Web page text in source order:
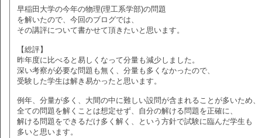
早稲田大学の今年の物理(理工系学部)の問題
を解いたので、今回のブログでは、
その講評について書かせて頂きたいと思います。
【総評】
昨年度に比べると易しくなって分量も減少しました。
深い考察が必要な問題も無く、分量も多くなかったので、
受験した学生は解き易かったと思います。
例年、分量が多く、大間の中に難しい設問が含まれることが多いため、
全ての問題を解くことは想定せず、自分の解ける問題を正確に、
解ける問題をできるだけ多く解く、という方針で試験に臨んだ学生も
多いと思います。